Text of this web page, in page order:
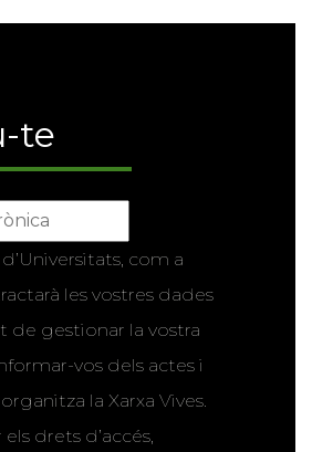
te
d’Universitats, com a
les vostres dades
de gestionar la vostra
vos dels actes i
la Xarxa Vives.
drets d’accés,